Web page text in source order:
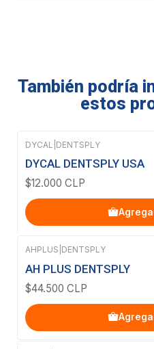
También podría
estos
DYCAL DENTSPLY
DYCAL DENTSPLY USA
$12.000 CLP
AHPLUS DENTSPLY
AH PLUS DENTSPLY
$44.500 CLP